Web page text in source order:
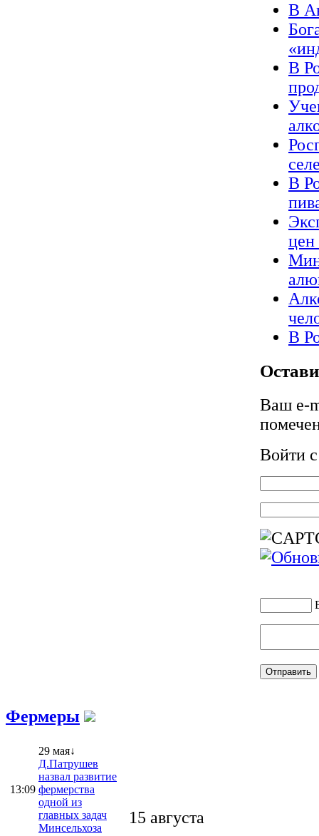
В
В
В
цен
В
Ваш e-
Войти
Фермеры
13:09
29 мая↓
Д.Патрушев
назвал развитие
фермерства
одной из
главных задач
Минсельхоза
15 августа